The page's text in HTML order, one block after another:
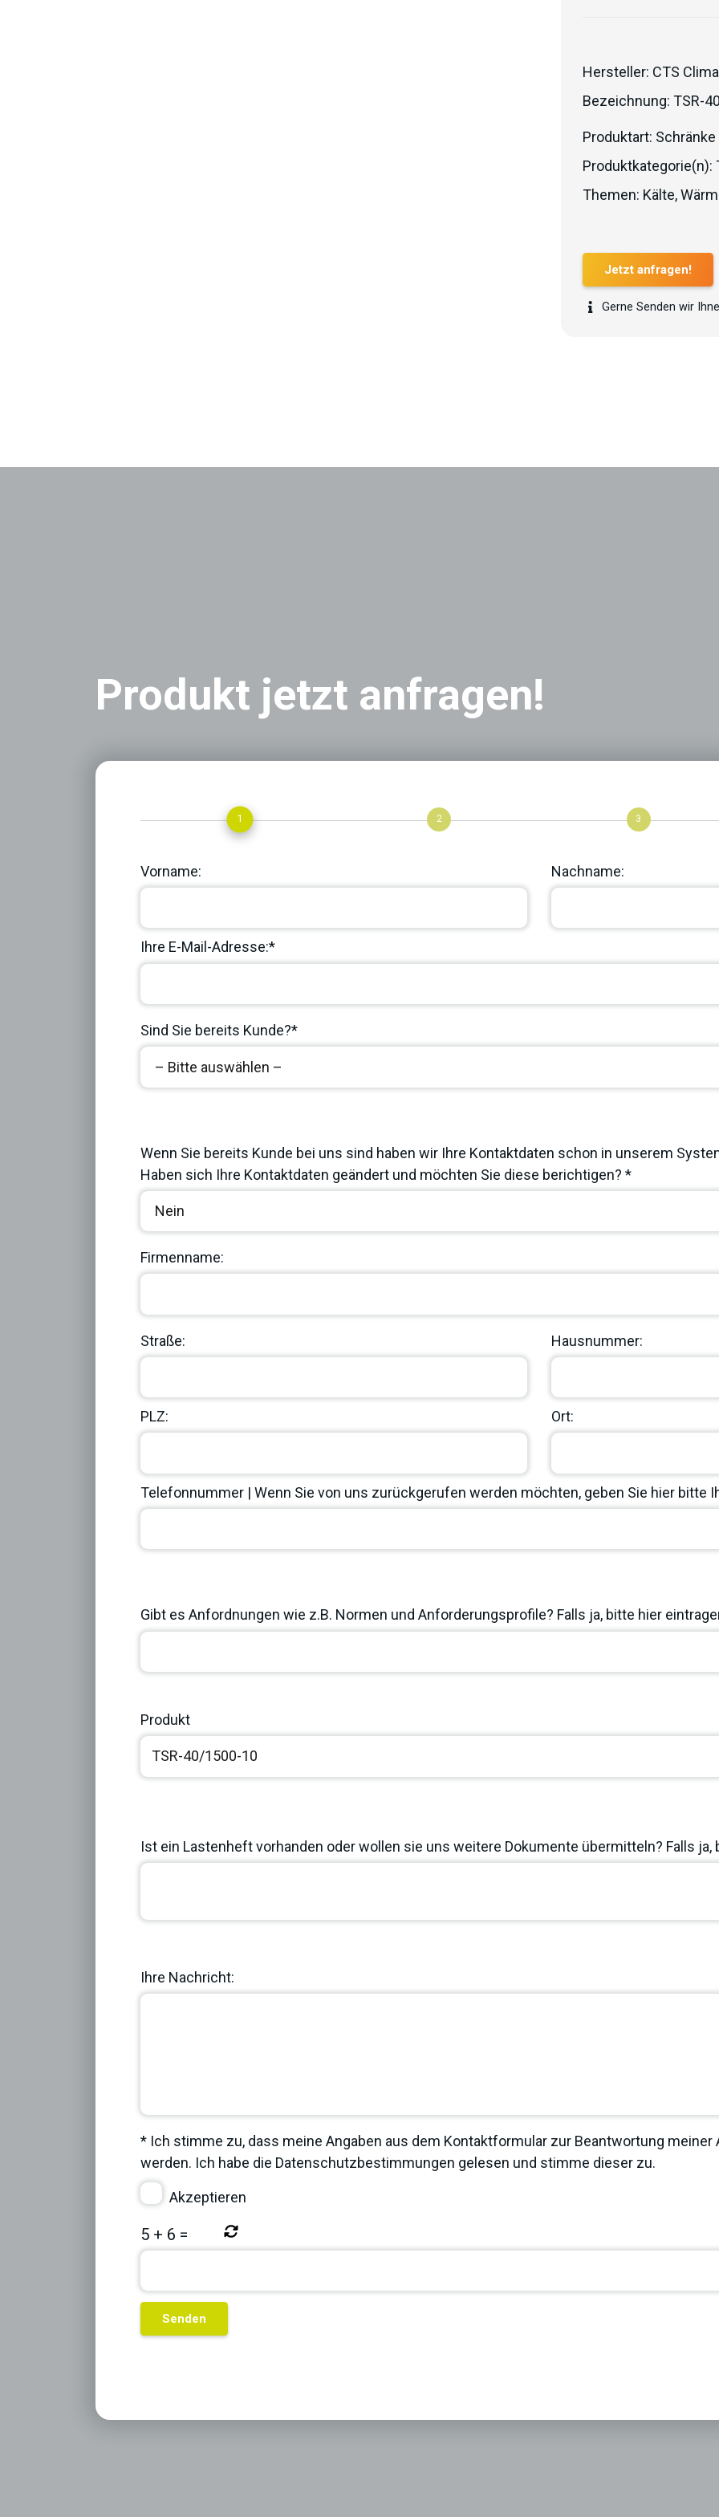
Hersteller: CTS
Bezeichnung: TSR-
Produktart: Schränke
Produktkategorie(n):
Themen: Kälte,
Jetzt anfragen!
Gerne Senden wir
Produkt jetzt anfragen!
1 2 3
Vorname: Nachname:
Ihre E-Mail-Adresse:*
Sind Sie bereits Kunde?*
Wenn Sie bereits Kunde bei uns sind haben wir Ihre Kontaktdaten schon in unserem
Haben sich Ihre Kontaktdaten geändert und möchten Sie diese berichtigen? *
Firmenname:
Straße: Hausnummer:
PLZ: Ort:
Telefonnummer | Wenn Sie von uns zurückgerufen werden möchten, geben Sie hier bitte
Gibt es Anfordnungen wie z.B. Normen und Anforderungsprofile? Falls ja, bitte hier
Produkt
Ist ein Lastenheft vorhanden oder wollen sie uns weitere Dokumente übermitteln? Falls ja,
Ihre Nachricht:
* Ich stimme zu, dass meine Angaben aus dem Kontaktformular zur Beantwortung meiner
werden. Ich habe die Datenschutzbestimmungen gelesen und stimme dieser zu.
Akzeptieren
5 + 6 =